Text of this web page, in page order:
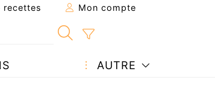
recettes Mon compte
AUTRE